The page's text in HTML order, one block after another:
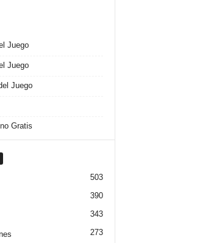
Juego
Juego
Juego
Gratis
503
390
343
273